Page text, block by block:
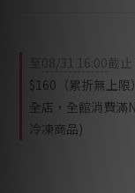
08/31 16:00截止
$160（累折無上限）
全店，全館消費滿
冷凍商品)